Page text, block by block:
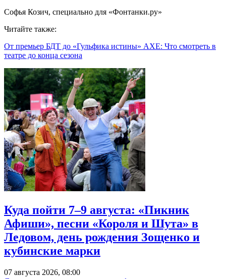
Софья Козич, специально для «Фонтанки.ру»
Читайте также:
От премьер БДТ до «Гульфика истины» АХЕ: Что смотреть в
театре до конца сезона
Куда пойти 7–9 августа: «Пикник
Афиши», песни «Короля и Шута» в
Ледовом, день рождения Зощенко и
кубинские марки
07 августа 2026, 08:00